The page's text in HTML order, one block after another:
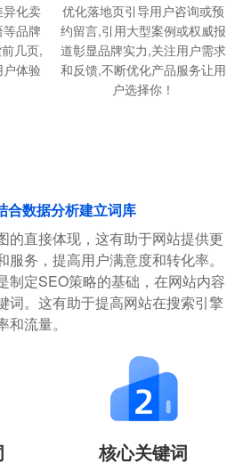
化卖
品牌
几页,
体验
优化落地页引导用户咨询或预
约留言,引用大型案例或权威报
道彰显品牌实力,关注用户需求
和反馈,不断优化产品服务让用
户选择你！
合数据分析建立词库
的直接体现，这有助于网站提供更
务，提高用户满意度和转化率。
制定SEO策略的基础，在网站内容
词。这有助于提高网站在搜索引擎
流量。
核心关键词